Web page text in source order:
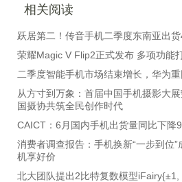
相关阅读
跃居第二！传音手机二季度东南亚出
荣耀Magic V Flip2正式发布 多项功能
二季度智能手机市场结束增长，华为
从方寸到万象：首届中国手机摄影大
国摄协共筑全民创作时代
CAICT：6月国内手机出货量同比下降
消费者调查报告：手机换新“一步到位
机享好价
北大团队提出2比特复数模型